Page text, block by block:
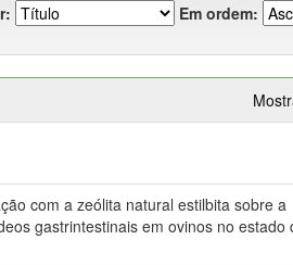
Em ordem:
com a zeólita natural estilbita sobre a
gastrintestinais em ovinos no estado